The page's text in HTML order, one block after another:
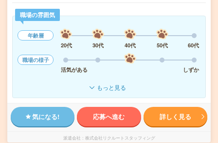
職場の雰囲気
年齢層
20代
30代 40代 50代
60代
職場の様子
活気がある
しずか
もっと見る
気になる! 応募へ進む 詳しく見る
派遣会社 株式会社リクルートスタッフィング